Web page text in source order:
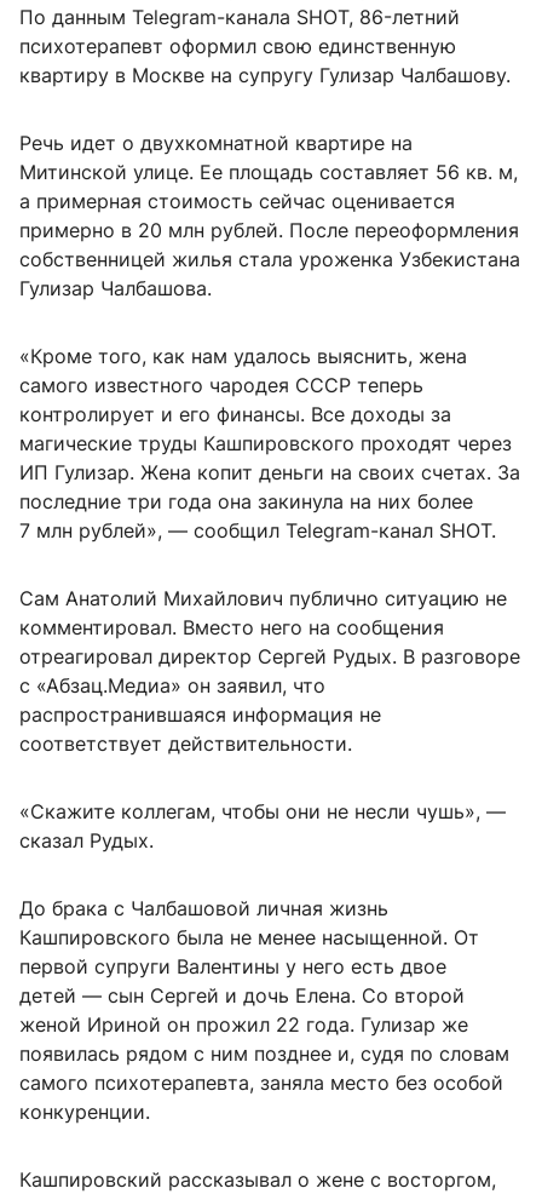
По данным Telegram-канала SHOT, 86-летний
психотерапевт оформил свою единственную
квартиру в Москве на супругу Гулизар Чалбашову.
Речь идет о двухкомнатной квартире на
Митинской улице. Ее площадь составляет 56 кв. м,
а примерная стоимость сейчас оценивается
примерно в 20 млн рублей. После переоформления
собственницей жилья стала уроженка Узбекистана
Гулизар Чалбашова.
«Кроме того, как нам удалось выяснить, жена
самого известного чародея СССР теперь
контролирует и его финансы. Все доходы за
магические труды Кашпировского проходят через
ИП Гулизар. Жена копит деньги на своих счетах. За
последние три года она закинула на них более
7 млн рублей», — сообщил Telegram-канал SHOT.
Сам Анатолий Михайлович публично ситуацию не
комментировал. Вместо него на сообщения
отреагировал директор Сергей Рудых. В разговоре
с «Абзац.Медиа» он заявил, что
распространившаяся информация не
соответствует действительности.
«Скажите коллегам, чтобы они не несли чушь», —
сказал Рудых.
До брака с Чалбашовой личная жизнь
Кашпировского была не менее насыщенной. От
первой супруги Валентины у него есть двое
детей — сын Сергей и дочь Елена. Со второй
женой Ириной он прожил 22 года. Гулизар же
появилась рядом с ним позднее и, судя по словам
самого психотерапевта, заняла место без особой
конкуренции.
Кашпировский рассказывал о жене с восторгом,